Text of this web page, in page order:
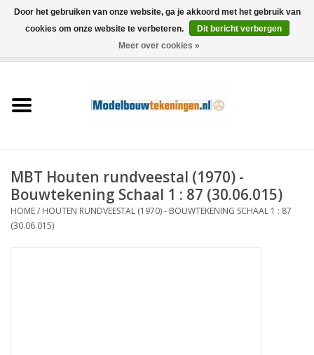
Schepen
Houtbouw
Scenery
MBT Houten rundveestal (1970) -
Bouwtekening Schaal 1 : 87 (30.06.015)
HOME/ HOUTEN RUNDVEESTAL (1970) - BOUWTEKENING SCHAAL 1 : 87
(30.06.015)
Door het gebruiken van onze website, ga je akkoord met het gebruik van
cookies om onze website te verbeteren.
Dit bericht verbergen
Meer over cookies »